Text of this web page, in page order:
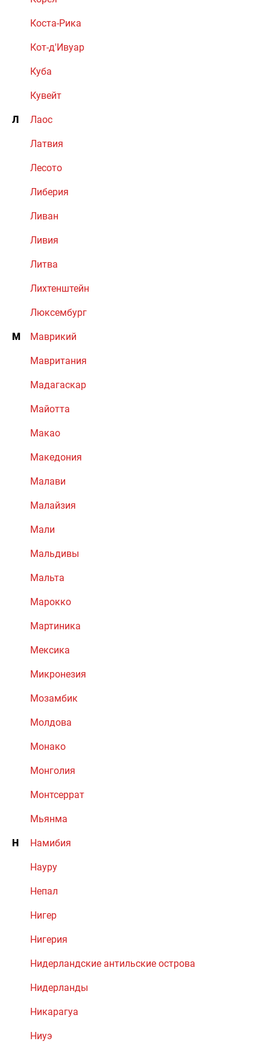
Коста-Рика
Кот-д'Ивуар
Куба
Кувейт
Л Лаос
Латвия
Лесото
Либерия
Ливан
Ливия
Литва
Лихтенштейн
Люксембург
М Маврикий
Мавритания
Мадагаскар
Майотта
Макао
Македония
Малави
Малайзия
Мали
Мальдивы
Мальта
Марокко
Мартиника
Мексика
Микронезия
Мозамбик
Молдова
Монако
Монголия
Монтсеррат
Мьянма
Н Намибия
Науру
Непал
Нигер
Нигерия
Нидерландские антильские острова
Нидерланды
Никарагуа
Ниуэ